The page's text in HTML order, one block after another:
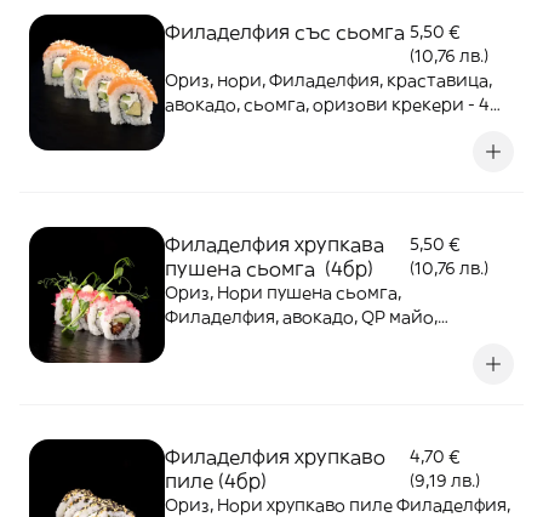
Филаделфия със сьомга 5,50 €
(10,76 лв.)
Ориз, нори, Филаделфия, краставица,
авокадо, сьомга, оризови крекери - 4
Филаделфия хрупкава
пушена сьомга (4бр)
5,50 €
(10,76 лв.)
Ориз, Нори пушена сьомга,
Филаделфия, авокадо, QP майо,
Филаделфия хрупкаво
пиле (4бр)
4,70 €
(9,19 лв.)
Ориз, Нори хрупкаво пиле Филаделфия,